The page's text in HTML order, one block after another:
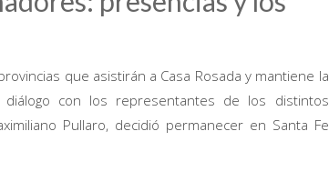
que asistirán a Casa Rosada y mantiene la
con los representantes de los distintos
Pullaro, decidió permanecer en Santa Fe